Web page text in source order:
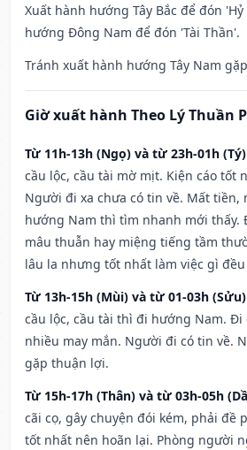
Xuất hành hướng Tây Bắc để đón
hướng Đông Nam để đón 'Tài Thần'.
Tránh xuất hành hướng Tây Nam
Giờ xuất hành Theo Lý Thuần
Từ 11h-13h (Ngọ) và từ 23h-01h (Tý)
cầu lộc, cầu tài mờ mịt. Kiện cáo tốt
Người đi xa chưa có tin về. Mất tiền,
hướng Nam thì tìm nhanh mới thấy.
mâu thuẫn hay miệng tiếng tầm
lâu la nhưng tốt nhất làm việc gì đều
Từ 13h-15h (Mùi) và từ 01-03h (Sửu)
cầu lộc, cầu tài thì đi hướng Nam. Đi
nhiều may mắn. Người đi có tin về.
gặp thuận lợi.
Từ 15h-17h (Thân) và từ 03h-05h
cãi cọ, gây chuyện đói kém, phải đề
tốt nhất nên hoãn lại. Phòng người